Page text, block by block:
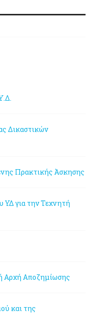
Δικαστικών
Πρακτικής Άσκησης
ΥΔ για την Τεχνητή
Αρχή Αποζημίωσης
και της